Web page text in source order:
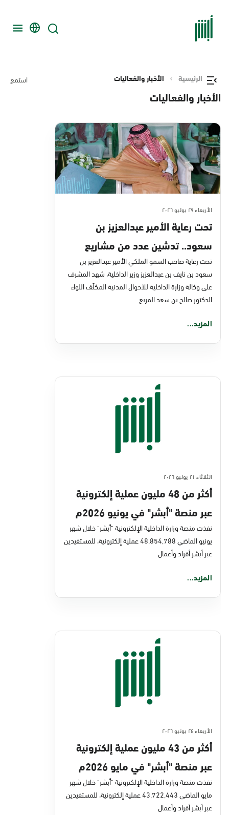
الرئيسية الأخبار والفعاليات استمع
الأخبار والفعاليات
الأربعاء ٢٩ يوليو ٢٠٢٦
تحت رعاية الأمير عبدالعزيز بن
سعود.. تدشين عدد من مشاريع
التحول الرقمي والخدمات الإلكترونية
للأحوال المدنية
تحت رعاية صاحب السمو الملكي الأمير عبدالعزيز بن
سعود بن نايف بن عبدالعزيز وزير الداخلية، شهد المشرف
على وكالة وزارة الداخلية للأحوال المدنية المكلّف اللواء
الدكتور صالح بن سعد المربع
المزيد...
الثلاثاء ٢١ يوليو ٢٠٢٦
أكثر من 48 مليون عملية إلكترونية
عبر منصة "أبشر" في يونيو 2026م
نفذت منصة وزارة الداخلية الإلكترونية "أبشر" خلال شهر
يونيو الماضي 48,854,788 عملية إلكترونية، للمستفيدين
عبر أبشر أفراد وأعمال
المزيد...
الأربعاء ٢٤ يونيو ٢٠٢٦
أكثر من 43 مليون عملية إلكترونية
عبر منصة "أبشر" في مايو 2026م
نفذت منصة وزارة الداخلية الإلكترونية "أبشر" خلال شهر
مايو الماضي 43,722,443 عملية إلكترونية، للمستفيدين
عبر أبشر أفراد وأعمال